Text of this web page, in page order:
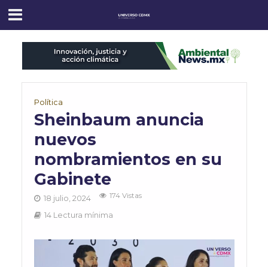
Política
Sheinbaum anuncia
nuevos
nombramientos en su
Gabinete
18 julio, 2024 174 Vistas
14 Lectura mínima